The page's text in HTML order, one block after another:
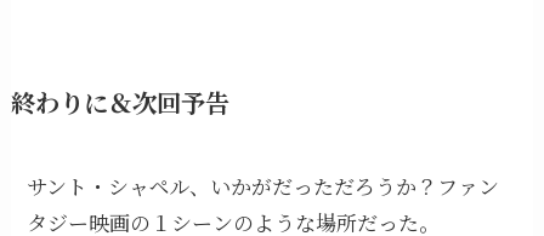
終わりに＆次回予告
サント・シャペル、いかがだっただろうか？ファン
タジー映画の１シーンのような場所だった。